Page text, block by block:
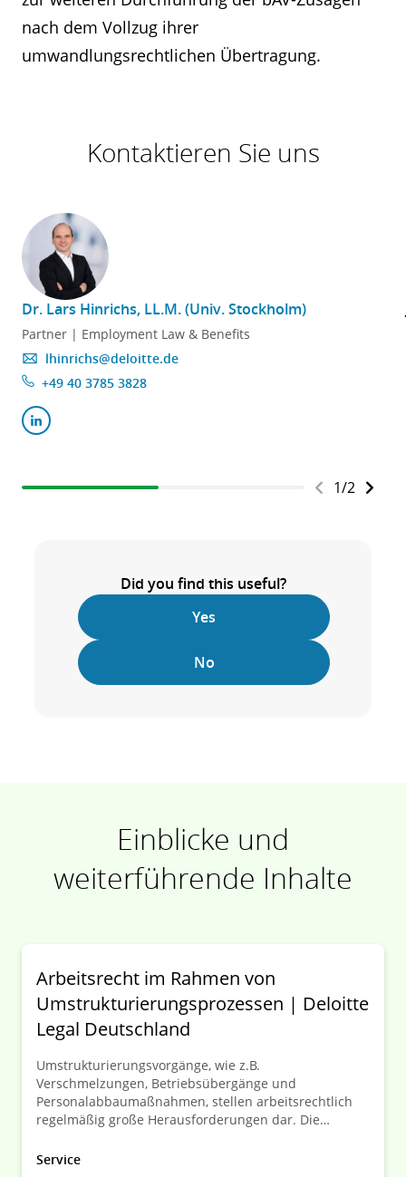
nach dem Vollzug ihrer
umwandlungsrechtlichen Übertragung.
Kontaktieren Sie uns
Dr. Lars Hinrichs, LL.M. (Univ. Stockholm)
Partner | Employment Law & Benefits
lhinrichs@deloitte.de
+49 40 3785 3828
1/2
Did you find this useful?
Yes
No
Einblicke und
weiterführende Inhalte
Arbeitsrecht im Rahmen von
Umstrukturierungsprozessen | Deloitte
Legal Deutschland
Umstrukturierungsvorgänge, wie z.B.
Verschmelzungen, Betriebsübergänge und
Personalabbaumaßnahmen, stellen arbeitsrechtlich
regelmäßig große Herausforderungen dar. Die
Harmonisierung von Arbeitsbedingungen – nimmt
Service